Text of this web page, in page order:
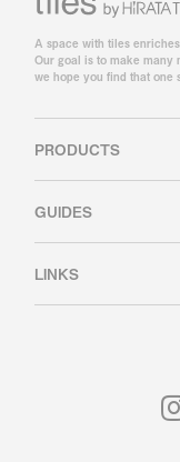
A space with tiles
Our goal is to make many
we hope you find that one
PRODUCTS
GUIDES
LINKS